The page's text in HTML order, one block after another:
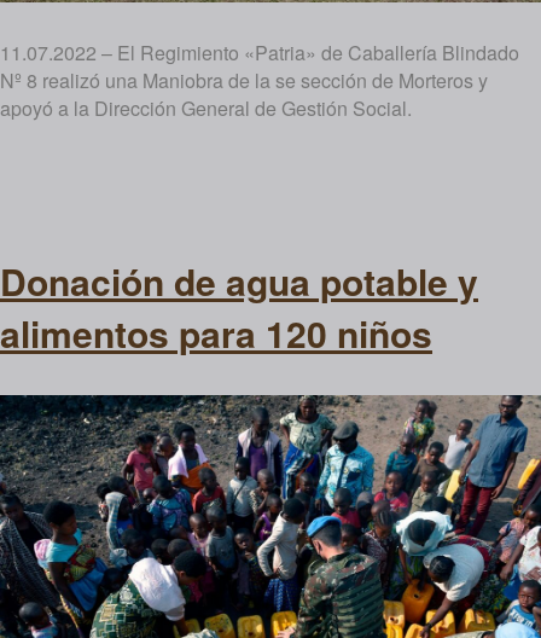
11.07.2022 – El Regimiento «Patria» de Caballería Blindado
Nº 8 realizó una Maniobra de la se sección de Morteros y
apoyó a la Dirección General de Gestión Social.
Donación de agua potable y
alimentos para 120 niños